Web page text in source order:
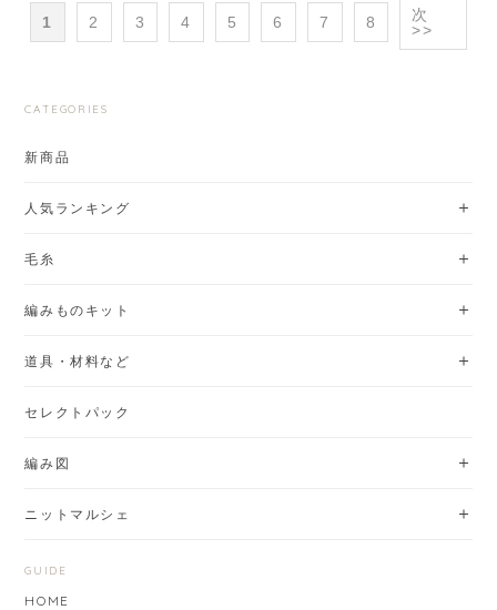
1 2 3 4 5 6 7 8
次
>>
CATEGORIES
新商品
人気ランキング
毛糸
編みものキット
道具・材料など
セレクトパック
編み図
ニットマルシェ
GUIDE
HOME